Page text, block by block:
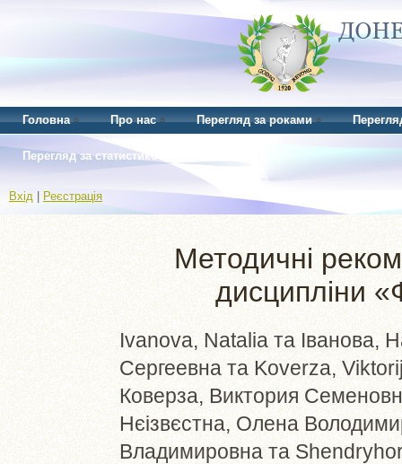
Головна Про нас Перегляд за роками
Перегляд за статистикою
Вхід Реєстрація
Методичні
дисципліни
Ivanova, Natalia та Іванова,
Сергеевна та Koverza,
Коверза, Виктория
Нєізвєстна, Олена
Владимировна та